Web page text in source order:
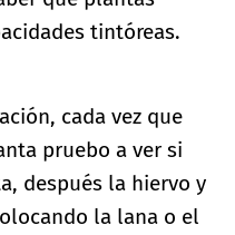
tintóreas.
cada vez que
pruebo a ver si
después la hiervo y
la lana o el